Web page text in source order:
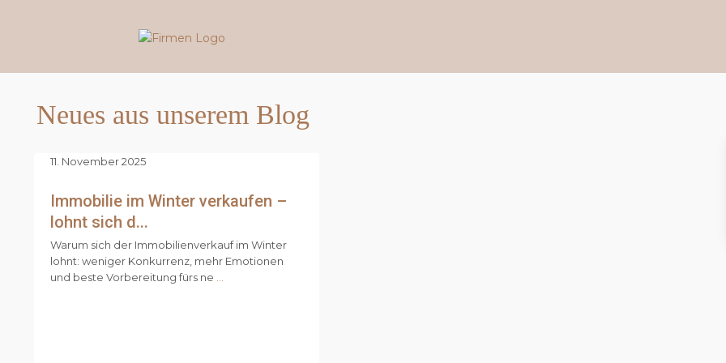
Neues aus unserem Blog
Immobilie im Winter verkaufen –
lohnt sich d...
11. November 2025
Warum sich der Immobilienverkauf im Winter
lohnt: weniger Konkurrenz, mehr Emotionen
und beste Vorbereitung fürs ne